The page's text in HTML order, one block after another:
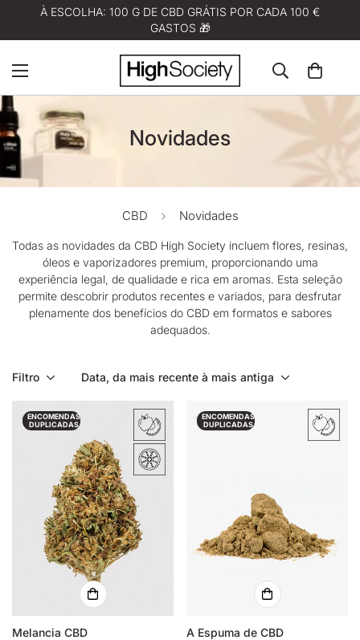
À ESCOLHA: 100 G DE CBD GRÁTIS POR CADA 100 €
GASTOS 🎁
Novidades
CBD Novidades
Todas as novidades da CBD High Society incluem flores, resinas,
óleos e vaporizadores premium, proporcionando uma
experiência legal, de qualidade e rica em aromas. Esta seleção
permite descobrir produtos recentes e variados, para desfrutar
plenamente dos benefícios do CBD em formatos e sabores
adequados.
Filtro Data, da mais recente à mais antiga
ENCOMENDAS
DUPLICADAS
Melancia CBD
ENCOMENDAS
DUPLICADAS
A Espuma de CBD